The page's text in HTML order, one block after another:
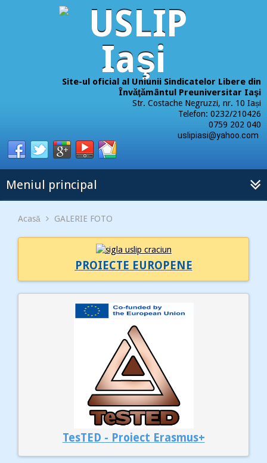
Site-ul oficial al Uniunii Sindicatelor Libere din
Învăţământul Preuniversitar Iaşi
Str. Costache Negruzzi, nr. 10 Iași
Telefon: 0232/210426
0759 202 040
uslipiasi@yahoo.com
Meniul principal
Acasă GALERIE FOTO
PROIECTE EUROPENE
TesTED - Proiect Erasmus+